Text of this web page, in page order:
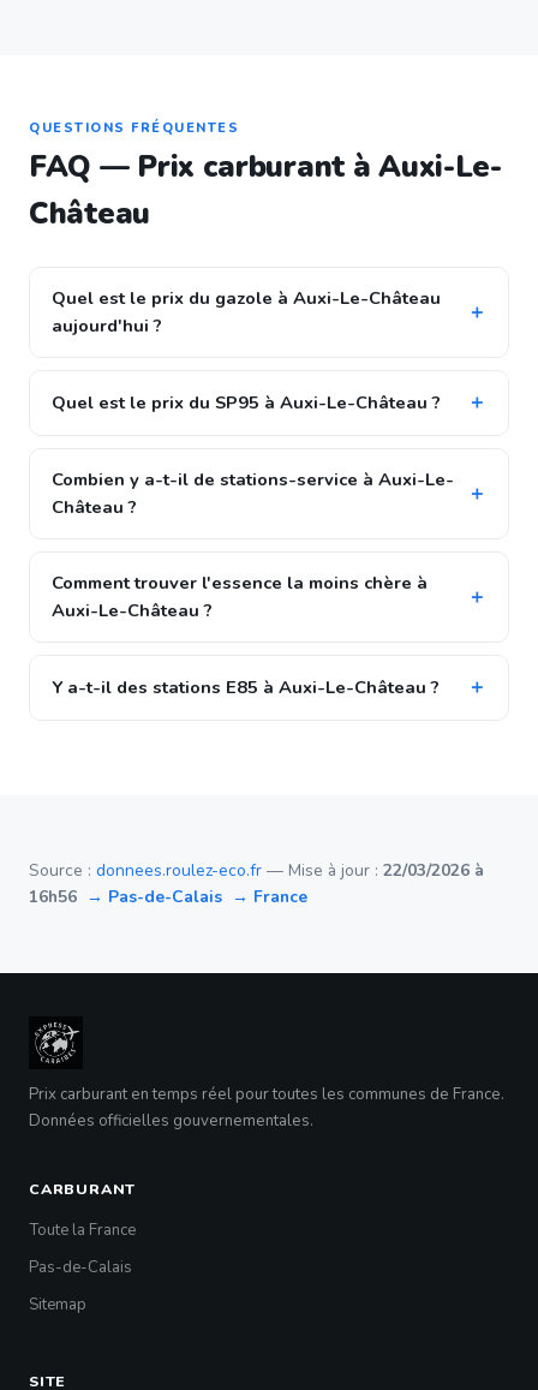
QUESTIONS FRÉQUENTES
FAQ — Prix carburant à Auxi-Le-
Château
Quel est le prix du gazole à Auxi-Le-Château
aujourd'hui ?
Quel est le prix du SP95 à Auxi-Le-Château ?
Combien y a-t-il de stations-service à Auxi-Le-
Château ?
Comment trouver l'essence la moins chère à
Auxi-Le-Château ?
Y a-t-il des stations E85 à Auxi-Le-Château ?
Source : donnees.roulez-eco.fr — Mise à jour : 22/03/2026 à
16h56 → Pas-de-Calais → France
Prix carburant en temps réel pour toutes les communes de France.
Données officielles gouvernementales.
CARBURANT
Toute la France
Pas-de-Calais
Sitemap
SITE